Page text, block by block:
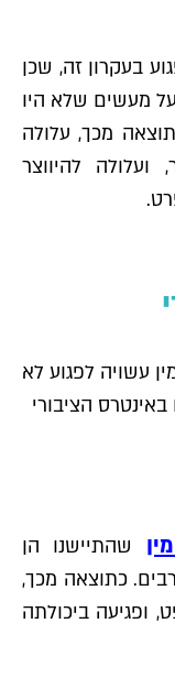
בעקרון זה, שכן
מעשים שלא היו
מכך, עלולה
להיווצר
עשויה לפגוע לא
הציבורי
שהתיישנו הן
כתוצאה מכך,
ופגיעה ביכולתה